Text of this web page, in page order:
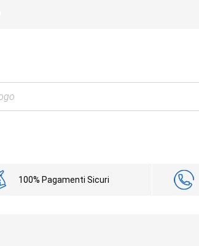
100% Pagamenti Sicuri